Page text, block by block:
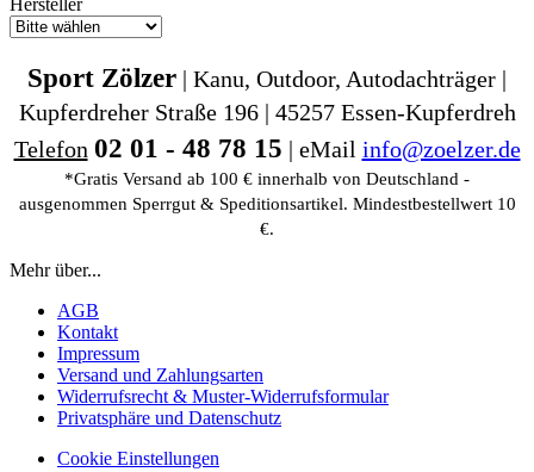
Sport Zölzer | Kanu, Outdoor, Autodachträger |
Kupferdreher Straße 196 | 45257 Essen-Kupferdreh
Telefon 02 01 - 48 78 15 | eMail info@zoelzer.de
*Gratis Versand ab 100 € innerhalb von Deutschland -
ausgenommen Sperrgut & Speditionsartikel. Mindestbestellwert 10
€.
Mehr über...
AGB
Kontakt
Impressum
Versand und Zahlungsarten
Widerrufsrecht & Muster-Widerrufsformular
Privatsphäre und Datenschutz
Cookie Einstellungen